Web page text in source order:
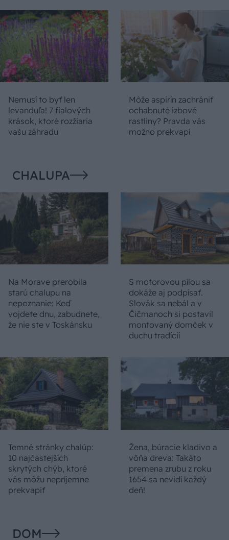
Nemusí to byť len
levanduľa! 7 fialových
krások, ktoré rozžiaria
vašu záhradu
Môže aspirín zachrániť
ochabnuté izbové
rastliny? Pravda vás
možno prekvapí
CHALUPA
Na Morave prerobila
starú chalupu na
nepoznanie: Keď
vojdete dnu, zabudnete,
že nie ste v Toskánsku
S motorovou pílou sa
dokáže aj podpísať.
Slovák sa nebál a v
Čičmanoch si postavil
montovaný domček v
duchu tradícií
Temné stránky chalúp:
10 najčastejších
skrytých chýb, ktoré
vás môžu nepríjemne
prekvapiť
Žena, búracie kladivo a
vôňa dreva: Takáto
premena zrubu z roku
1654 sa nevidí každý
deň!
DOM